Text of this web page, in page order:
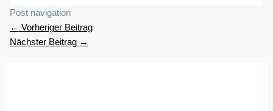
Post navigation
← Vorheriger Beitrag
Nächster Beitrag →